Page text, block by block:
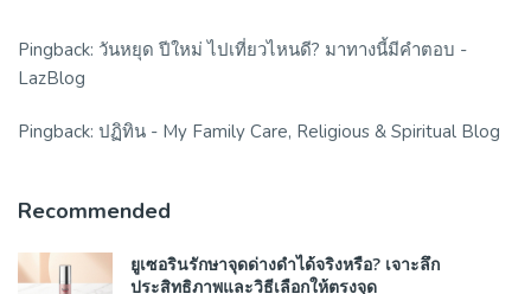
Pingback: วันหยุด ปีใหม่ ไปเที่ยวไหนดี? มาทางนี้มีคำตอบ -
LazBlog
Pingback: ปฏิทิน - My Family Care, Religious & Spiritual Blog
Recommended
ยูเซอรินรักษาจุดด่างดำได้จริงหรือ? เจาะลึก
ประสิทธิภาพและวิธีเลือกให้ตรงจุด